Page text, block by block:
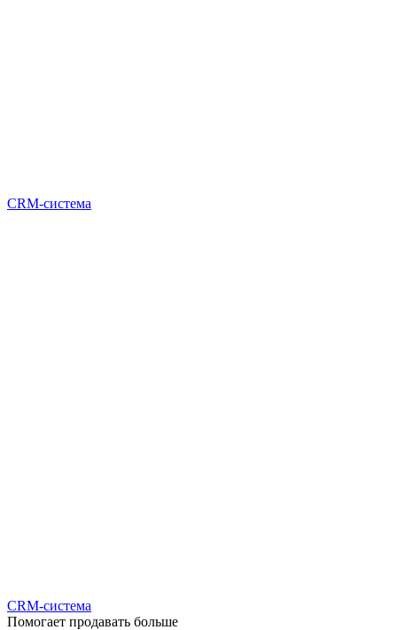
CRM-система
CRM-система
Помогает продавать больше